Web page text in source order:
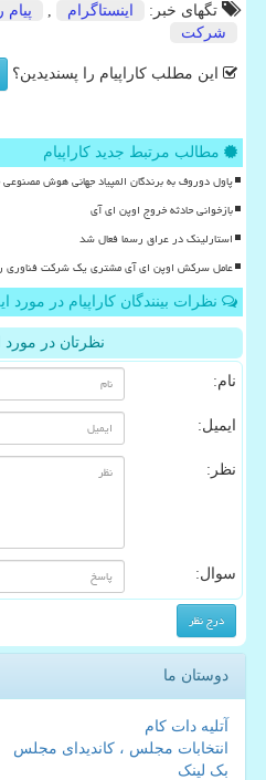
تگهای خبر:
اینستاگرام
شركت
این مطلب کاراپیام را پسندیدین؟
مطالب مرتبط جدید کاراپیام
پاول دوروف به برندگان المپیاد جهانی هوش
بازخوانی حادثه خروج اوپن ای آی
استارلینک در عراق رسما فعال شد
عامل سرکش اوپن ای آی مشتری یک شرکت فناوری
نظرات بینندگان کاراپیام در
نظرتان در
نام:
ایمیل:
نظر:
سوال:
دوستان ما
آتلیه دات کام
انتخابات مجلس ، کاندیدای مجلس
بک لینک